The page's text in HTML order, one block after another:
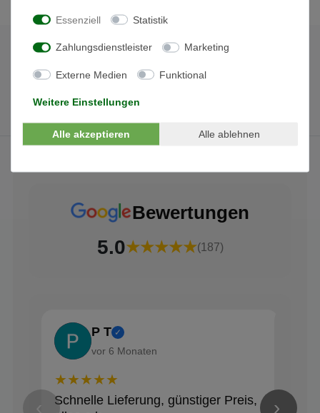
Bewertungen
5.0★★★★★(187)
P T ✓
vor 6 Monaten
★★★★★
Schnelle Lieferung, günstiger Preis,
›
Essenziell Statistik
Zahlungsdienstleister Marketing
Externe Medien Funktional
Weitere Einstellungen
Alle akzeptieren Alle ablehnen